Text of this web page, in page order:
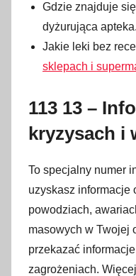
Gdzie znajduje
dyżurująca apteka.
Jakie leki bez
sklepach i
113 13 –
kryzysach i
To specjalny numer
uzyskasz informacje
powodziach,
masowych w Twojej
przekazać
zagrożeniach.